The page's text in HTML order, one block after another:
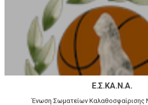
Ε.Σ.ΚΑ.Ν.Α.
Ένωση Σωματείων Καλαθοσφαίρισης